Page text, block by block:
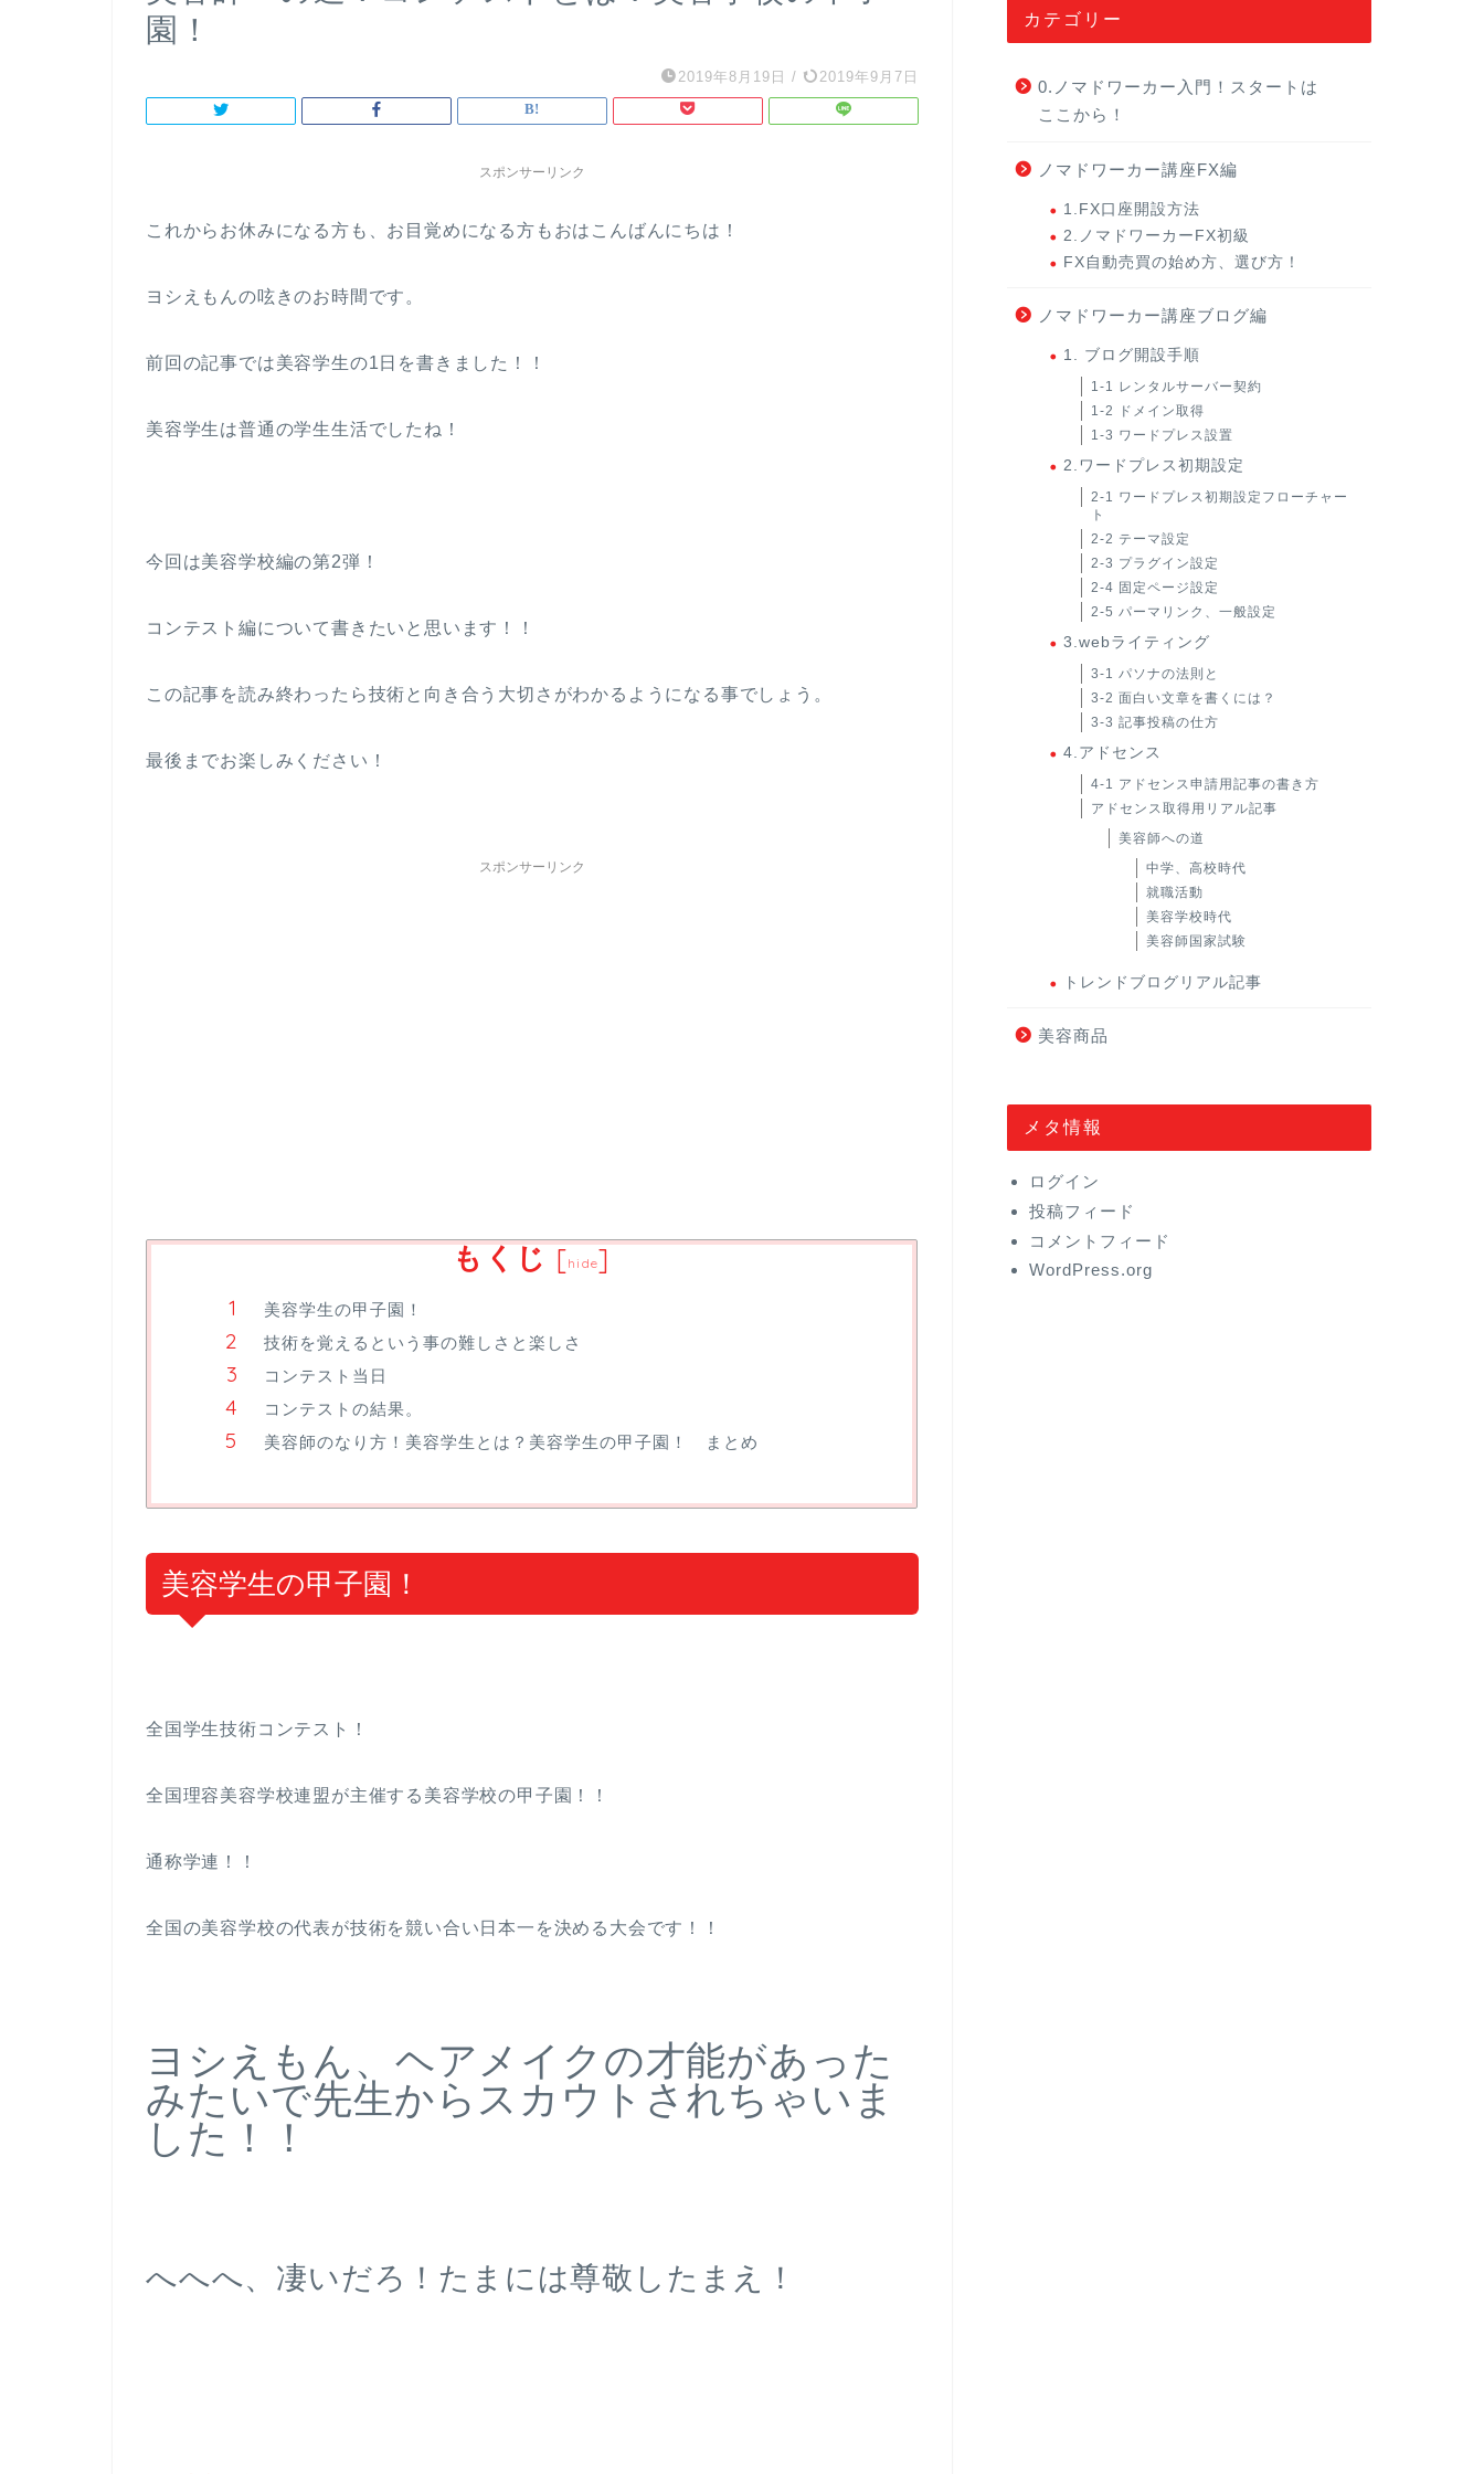
園！
2019年8月19日 / 2019年9月7日
スポンサーリンク
これからお休みになる方も、お目覚めになる方もおはこんばんにちは！
ヨシえもんの呟きのお時間です。
前回の記事では美容学生の1日を書きました！！
美容学生は普通の学生生活でしたね！
今回は美容学校編の第2弾！
コンテスト編について書きたいと思います！！
この記事を読み終わったら技術と向き合う大切さがわかるようになる事でしょう。
最後までお楽しみください！
スポンサーリンク
もくじ [hide]
美容学生の甲子園！
技術を覚えるという事の難しさと楽しさ
コンテスト当日
コンテストの結果。
美容師のなり方！美容学生とは？美容学生の甲子園！ まとめ
美容学生の甲子園！
全国学生技術コンテスト！
全国理容美容学校連盟が主催する美容学校の甲子園！！
通称学連！！
全国の美容学校の代表が技術を競い合い日本一を決める大会です！！
ヨシえもん、ヘアメイクの才能があった
みたいで先生からスカウトされちゃいま
した！！
へへへ、凄いだろ！たまには尊敬したまえ！
カテゴリー
0.ノマドワーカー入門！スタートは
ここから！
ノマドワーカー講座FX編
1.FX口座開設方法
2.ノマドワーカーFX初級
FX自動売買の始め方、選び方！
ノマドワーカー講座ブログ編
1. ブログ開設手順
1-1 レンタルサーバー契約
1-2 ドメイン取得
1-3 ワードプレス設置
2.ワードプレス初期設定
2-1 ワードプレス初期設定フローチャー
ト
2-2 テーマ設定
2-3 プラグイン設定
2-4 固定ページ設定
2-5 パーマリンク、一般設定
3.webライティング
3-1 パソナの法則と
3-2 面白い文章を書くには？
3-3 記事投稿の仕方
4.アドセンス
4-1 アドセンス申請用記事の書き方
アドセンス取得用リアル記事
美容師への道
中学、高校時代
就職活動
美容学校時代
美容師国家試験
トレンドブログリアル記事
美容商品
メタ情報
ログイン
投稿フィード
コメントフィード
WordPress.org